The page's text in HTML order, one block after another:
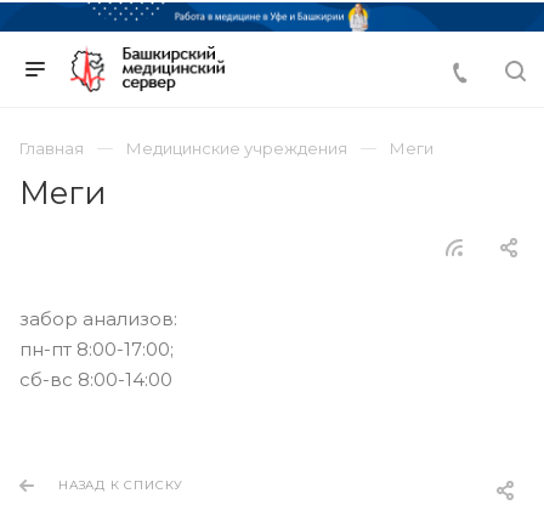
Главная Медицинские учреждения Меги
Меги
забор анализов:
пн-пт 8:00-17:00;
сб-вс 8:00-14:00
НАЗАД К СПИСКУ